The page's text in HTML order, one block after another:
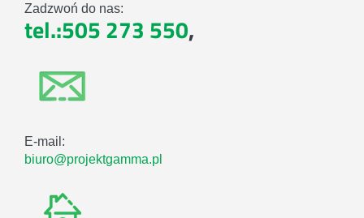
Zadzwoń do nas:
tel.:505 273 550,
E-mail:
biuro@projektgamma.pl